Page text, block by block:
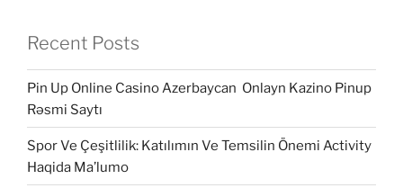
Recent Posts
Pin Up Online Casino Azerbaycan ️ Onlayn Kazino Pinup
Rəsmi Saytı
Spor Ve Çeşitlilik: Katılımın Ve Temsilin Önemi Activity
Haqida Ma’lumo